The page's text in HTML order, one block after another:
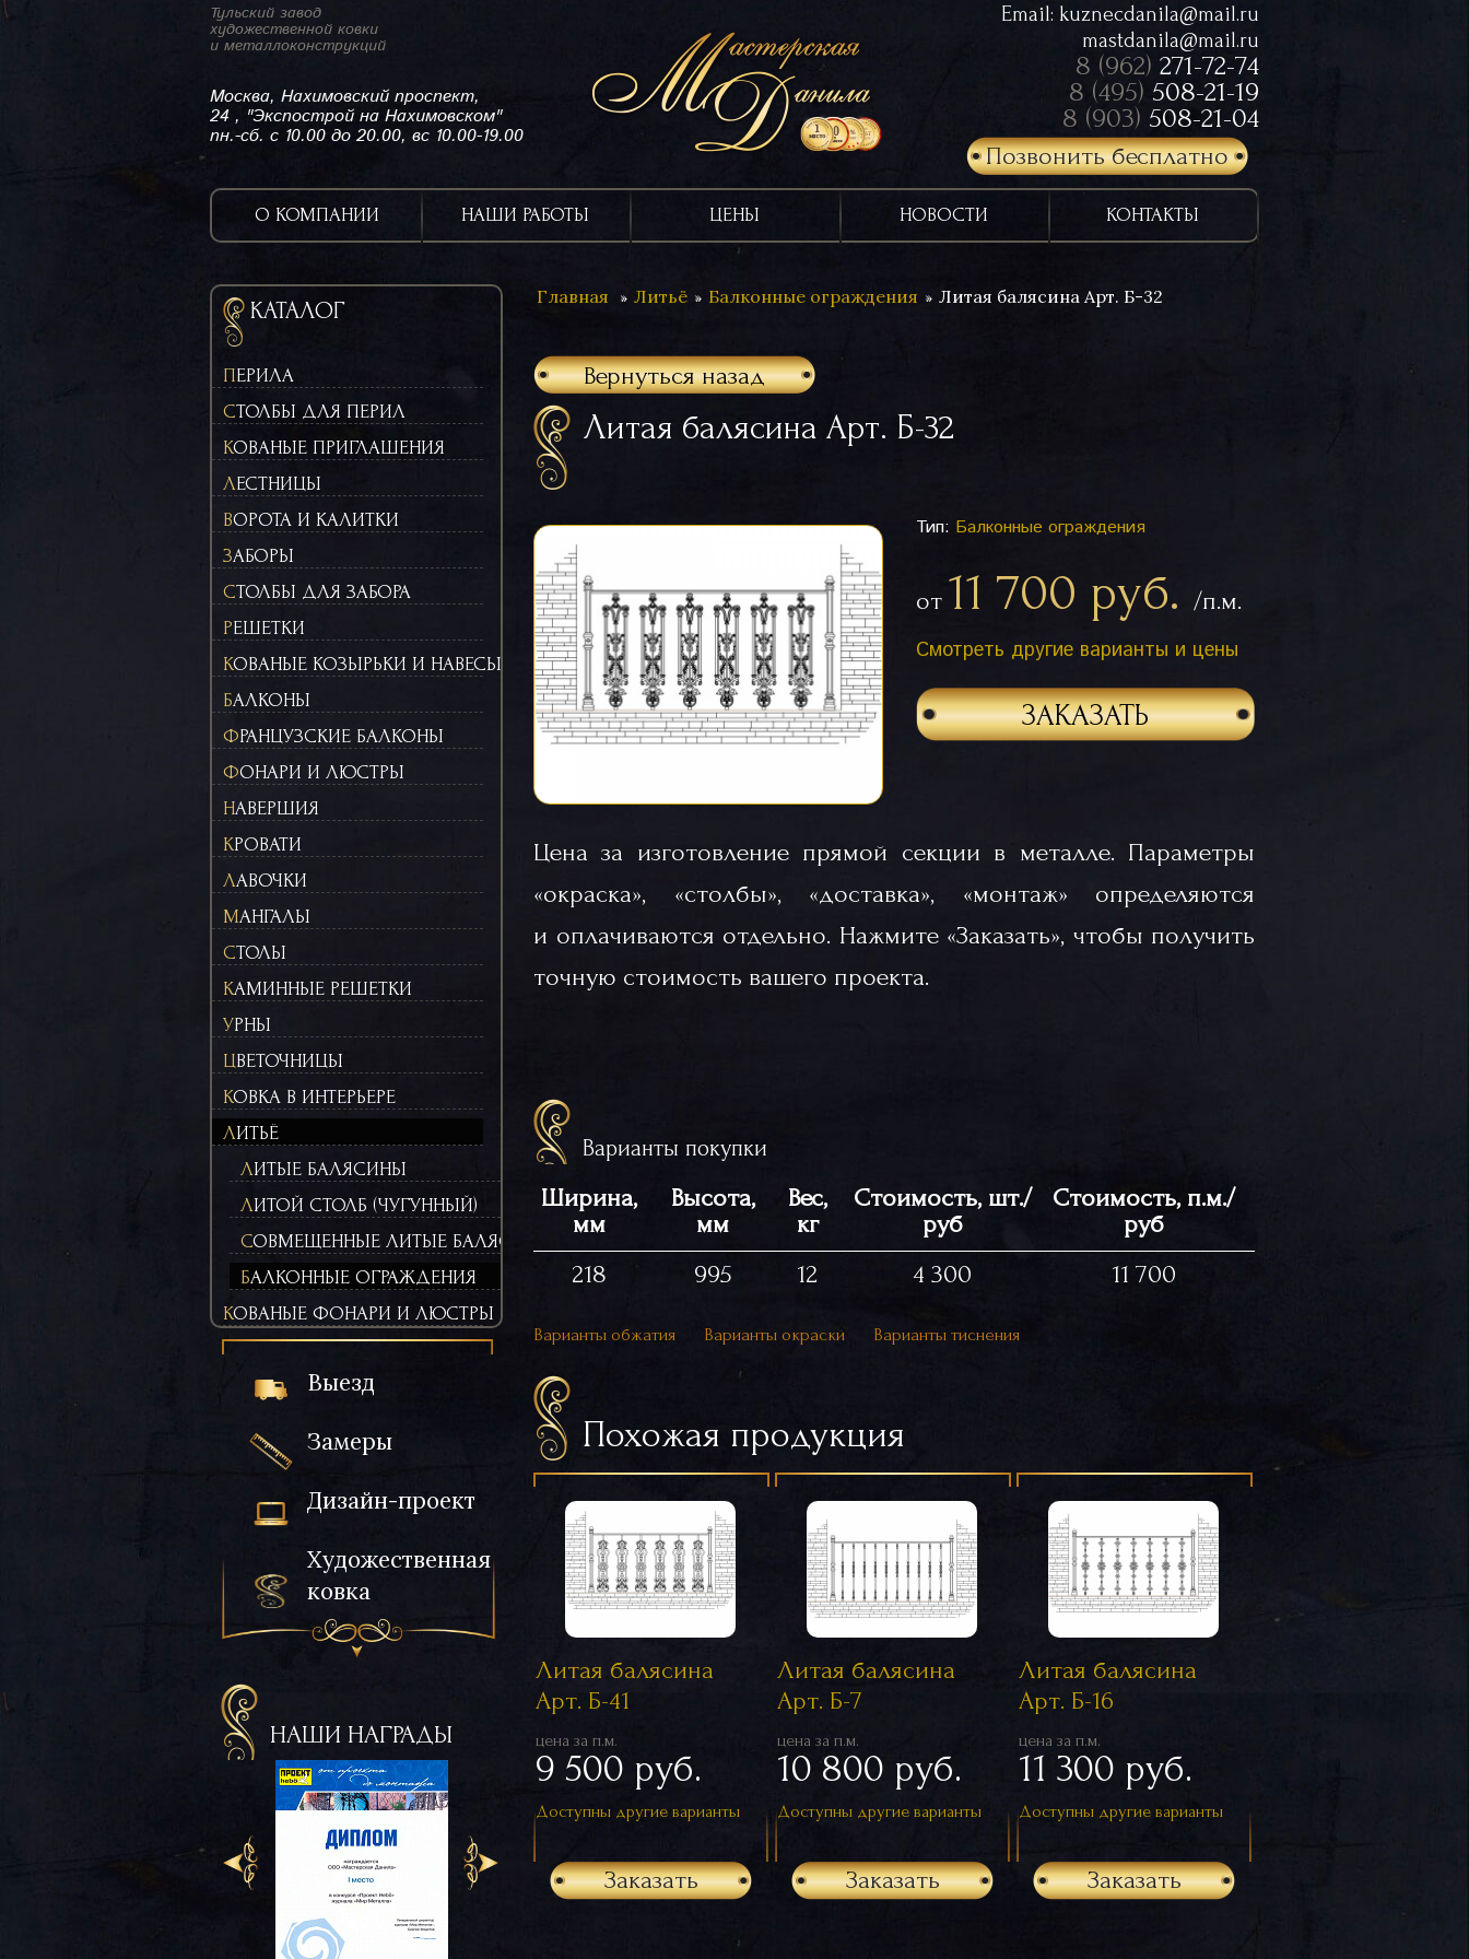
Тульский завод
художественной ковки
и металлоконструкций
Москва, Нахимовский проспект,
24 , "Экспострой на Нахимовском"
пн.-сб. с 10.00 до 20.00, вс 10.00-19.00
Email: kuznecdanila@mail.ru
mastdanila@mail.ru
8 (962) 271-72-74
8 (495) 508-21-19
8 (903) 508-21-04
Позвонить бесплатно
О КОМПАНИИ НАШИ РАБОТЫ ЦЕНЫ НОВОСТИ КОНТАКТЫ
КАТАЛОГ
ПЕРИЛА
СТОЛБЫ ДЛЯ ПЕРИЛ
КОВАНЫЕ ПРИГЛАШЕНИЯ
ЛЕСТНИЦЫ
ВОРОТА И КАЛИТКИ
ЗАБОРЫ
СТОЛБЫ ДЛЯ ЗАБОРА
РЕШЕТКИ
КОВАНЫЕ КОЗЫРЬКИ И НАВЕСЫ
БАЛКОНЫ
ФРАНЦУЗСКИЕ БАЛКОНЫ
ФОНАРИ И ЛЮСТРЫ
НАВЕРШИЯ
КРОВАТИ
ЛАВОЧКИ
МАНГАЛЫ
СТОЛЫ
КАМИННЫЕ РЕШЕТКИ
УРНЫ
ЦВЕТОЧНИЦЫ
КОВКА В ИНТЕРЬЕРЕ
ЛИТЬЁ
ЛИТЫЕ БАЛЯСИНЫ
ЛИТОЙ СТОЛБ (ЧУГУННЫЙ)
СОВМЕЩЕННЫЕ ЛИТЫЕ БАЛЯСИНЫ (ЧУГУННЫЕ)
БАЛКОННЫЕ ОГРАЖДЕНИЯ
КОВАНЫЕ ФОНАРИ И ЛЮСТРЫ
Выезд
Замеры
Дизайн-проект
Художественная
ковка
НАШИ НАГРАДЫ
Главная Литьё Балконные ограждения Литая балясина Арт. Б-32
Вернуться назад
Литая балясина Арт. Б-32
Тип: Балконные ограждения
от 11 700 руб. /п.м.
Смотреть другие варианты и цены
ЗАКАЗАТЬ
Цена за изготовление прямой секции в металле. Параметры
«окраска», «столбы», «доставка», «монтаж» определяются
и оплачиваются отдельно. Нажмите «Заказать», чтобы получить
точную стоимость вашего проекта.
Варианты покупки
Ширина,
мм
Высота,
мм
Вес,
кг
Стоимость, шт./
руб
Стоимость, п.м./
руб
218
995 12 4 300 11 700
Варианты обжатия Варианты окраски Варианты тиснения
Похожая продукция
Литая балясина
Арт. Б-41
цена за п.м.
9 500 руб.
Доступны другие варианты
Заказать
Литая балясина
Арт. Б-7
цена за п.м.
10 800 руб.
Доступны другие варианты
Заказать
Литая балясина
Арт. Б-16
цена за п.м.
11 300 руб.
Доступны другие варианты
Заказать